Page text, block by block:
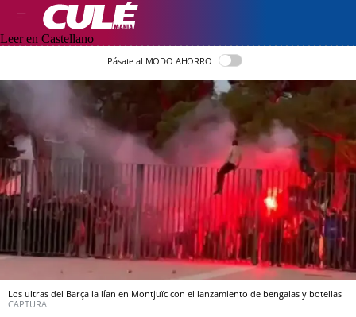
Leer en Castellano
Pásate al MODO AHORRO
Los ultras del Barça la lían en Montjuïc con el lanzamiento de bengalas y botellas
CAPTURA